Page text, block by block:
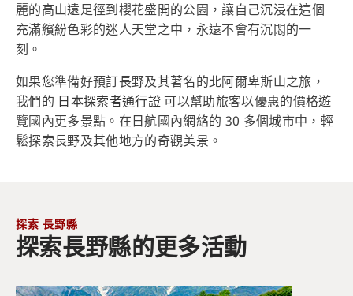
麗的高山遠足徑到櫻花盛開的公園，讓自己沉浸在這個
充滿繽紛色彩的迷人天堂之中，永遠不會有沉悶的一
刻。
如果您準備好預訂長野及其著名的北阿爾卑斯山之旅，
我們的 日本探索者通行證 可以幫助旅客以優惠的價格遊
覽國內更多景點。在日航國內網絡的 30 多個城市中，輕
鬆探索長野及其他地方的奇觀美景。
探索 長野縣
探索長野縣的更多活動